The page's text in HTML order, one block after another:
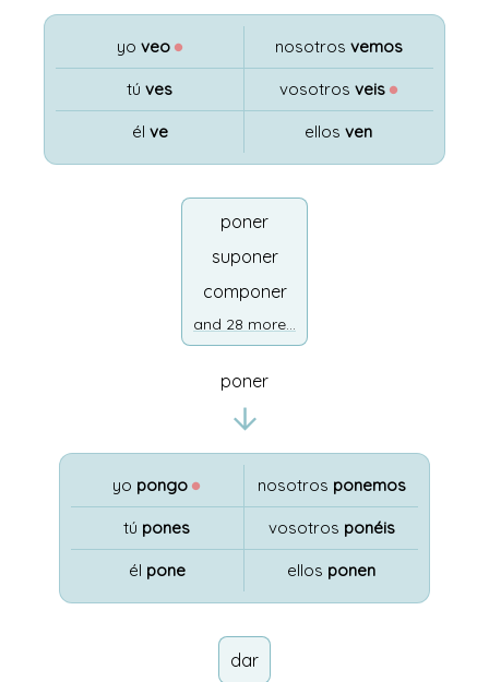
yo veo ●
túves
él ve
nosotros vemos
vosotros veis ●
ellosven
poner
suponer
componer
and 28 more...
poner
yo pongo ●
tú pones
él pone
nosotros ponemos
vosotros ponéis
ellos ponen
dar